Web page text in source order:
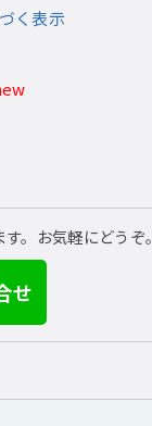
く表示
。お気軽にどうぞ。
せ